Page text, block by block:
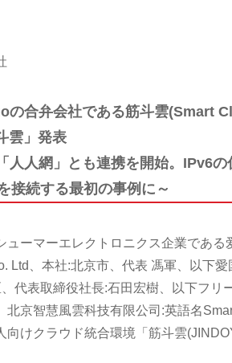
の合弁会社である筋斗雲(Smart
雲」発表
人人網」とも連携を開始。IPv6
接続する最初の事例に～
ューマーエレクトロニクス企業であ
Ltd、本社:北京市、代表 馮軍、以下
代表取締役社長:石田宏樹、以下フリ
京智慧風雲科技有限公司:英語名
向けクラウド統合環境「筋斗雲